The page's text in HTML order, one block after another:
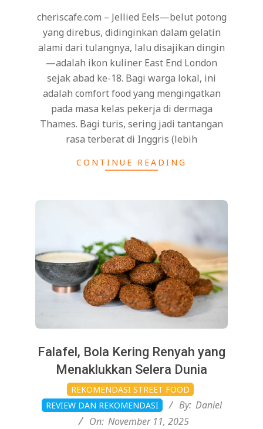
cheriscafe.com – Jellied Eels—belut potong
yang direbus, didinginkan dalam gelatin
alami dari tulangnya, lalu disajikan dingin
—adalah ikon kuliner East End London
sejak abad ke-18. Bagi warga lokal, ini
adalah comfort food yang mengingatkan
pada masa kelas pekerja di dermaga
Thames. Bagi turis, sering jadi tantangan
rasa terberat di Inggris (lebih
CONTINUE READING
Falafel, Bola Kering Renyah yang
Menaklukkan Selera Dunia
11-
11
REKOMENDASI STREET FOOD
REVIEW DAN REKOMENDASI
By: Daniel
On: November 11, 2025